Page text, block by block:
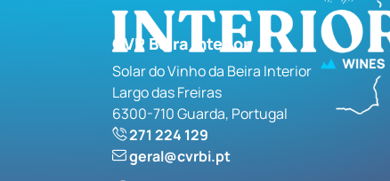
CVR Beira Interior
Solar do Vinho da Beira Interior
Largo das Freiras
6300-710 Guarda, Portugal
271 224 129
geral@cvrbi.pt